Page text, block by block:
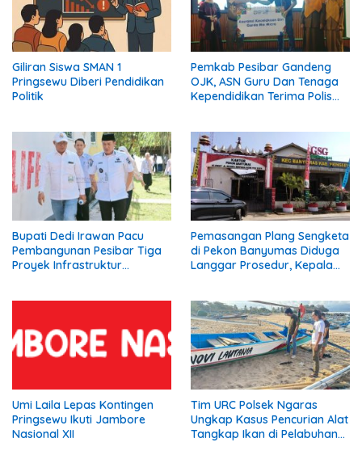
Giliran Siswa SMAN 1
Pringsewu Diberi Pendidikan
Politik
Pemkab Pesibar Gandeng
OJK, ASN Guru Dan Tenaga
Kependidikan Terima Polis
Bupati Dedi Irawan Pacu
Pembangunan Pesibar Tiga
Proyek Infrastruktur
Pemasangan Plang Sengketa
di Pekon Banyumas Diduga
Langgar Prosedur, Kepala
Umi Laila Lepas Kontingen
Pringsewu Ikuti Jambore
Nasional XII
Tim URC Polsek Ngaras
Ungkap Kasus Pencurian Alat
Tangkap Ikan di Pelabuhan